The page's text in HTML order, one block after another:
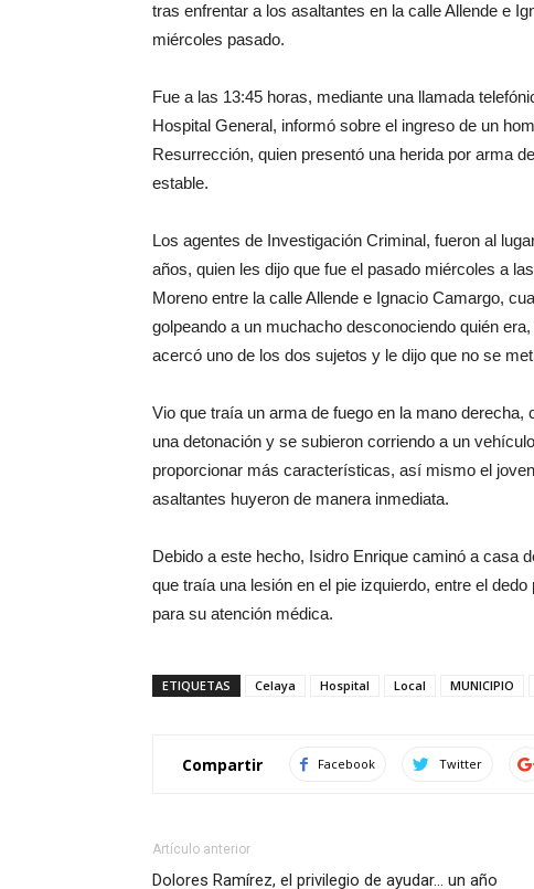
tras enfrentar a los asaltantes en la calle Allende e
miércoles pasado.
Fue a las 13:45 horas, mediante una llamada
Hospital General, informó sobre el ingreso de un
Resurrección, quien presentó una herida por arma
estable.
Los agentes de Investigación Criminal, fueron al
años, quien les dijo que fue el pasado miércoles a
Moreno entre la calle Allende e Ignacio Camargo,
golpeando a un muchacho desconociendo quién
acercó uno de los dos sujetos y le dijo que no se
Vio que traía un arma de fuego en la mano
una detonación y se subieron corriendo a un
proporcionar más características, así mismo el
asaltantes huyeron de manera inmediata.
Debido a este hecho, Isidro Enrique caminó a casa
que traía una lesión en el pie izquierdo, entre el
para su atención médica.
ETIQUETAS Celaya Hospital Local MUNICIPIO
Compartir Facebook Twitter
Artículo anterior
Dolores Ramírez, el privilegio de ayudar… un año